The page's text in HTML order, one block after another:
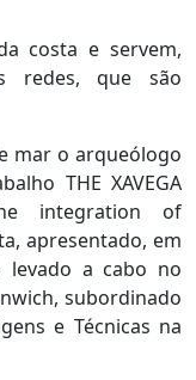
costa e servem,
redes, que são
mar o arqueólogo
THE XAVEGA
integration of
apresentado, em
levado a cabo no
subordinado
e Técnicas na